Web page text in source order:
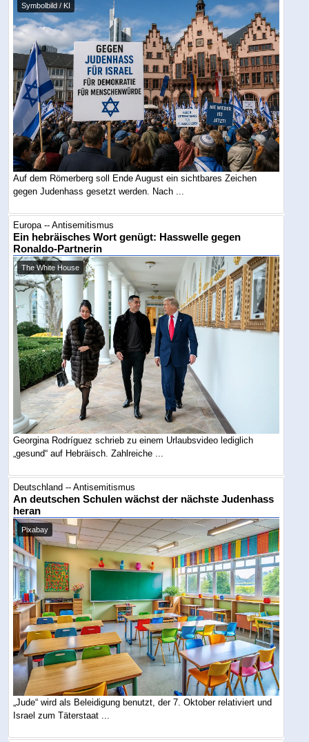
Symbolbild / KI
Auf dem Römerberg soll Ende August ein sichtbares Zeichen
gegen Judenhass gesetzt werden. Nach ...
Europa -- Antisemitismus
Ein hebräisches Wort genügt: Hasswelle gegen
Ronaldo-Partnerin
The White House
Georgina Rodríguez schrieb zu einem Urlaubsvideo lediglich
„gesund“ auf Hebräisch. Zahlreiche ...
Deutschland -- Antisemitismus
An deutschen Schulen wächst der nächste Judenhass
heran
Pixabay
„Jude“ wird als Beleidigung benutzt, der 7. Oktober relativiert und
Israel zum Täterstaat ...